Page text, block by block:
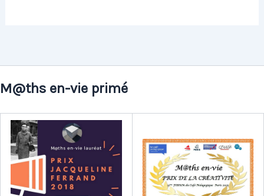
M@ths en-vie primé